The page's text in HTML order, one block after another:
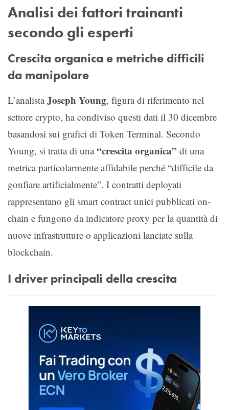
Analisi dei fattori trainanti
secondo gli esperti
Crescita organica e metriche difficili
da manipolare
L’analistaJoseph Young, figura di riferimento nel
settore crypto, ha condiviso questi dati il 30 dicembre
basandosi sui grafici di Token Terminal. Secondo
Young, si tratta di una“crescita organica” di una
metrica particolarmente affidabile perché “difficile da
gonfiare artificialmente”. I contratti deployati
rappresentano gli smart contract unici pubblicati on-
chain e fungono da indicatore proxy per la quantità di
nuove infrastrutture o applicazioni lanciate sulla
blockchain.
I driver principali della crescita